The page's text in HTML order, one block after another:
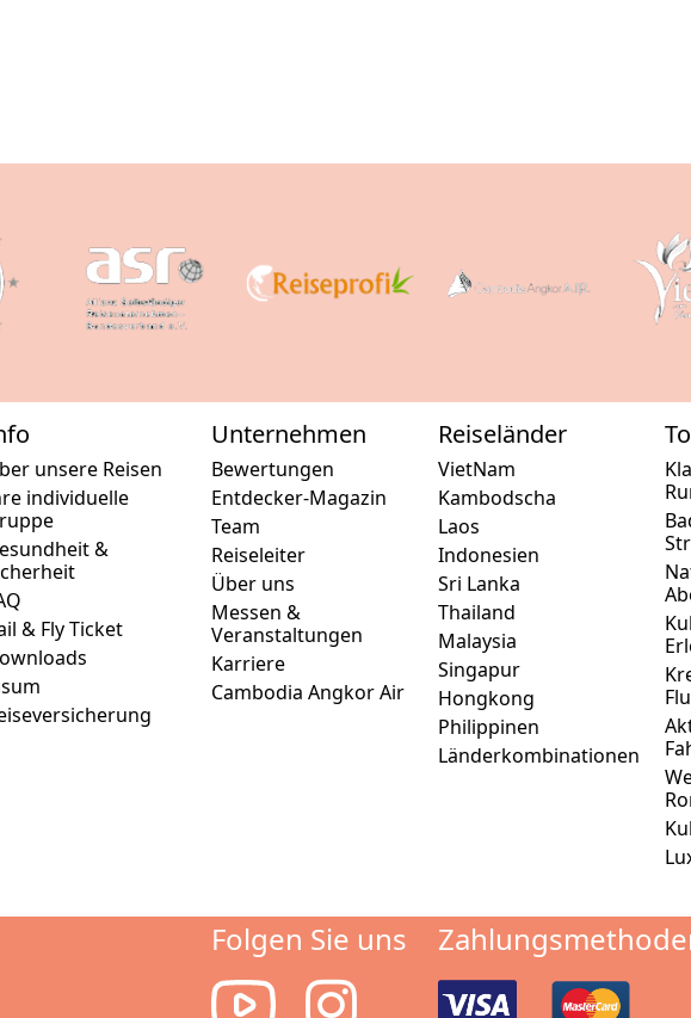
unsere Reisen
individuelle
&
& Fly Ticket
Unternehmen
Bewertungen
Entdecker-Magazin
Team
Reiseleiter
Über uns
Messen &
Veranstaltungen
Karriere
Cambodia Angkor Air
Reiseländer
VietNam
Kambodscha
Laos
Indonesien
Sri Lanka
Thailand
Malaysia
Singapur
Hongkong
Philippinen
Länderkombinationen
Folgen Sie uns